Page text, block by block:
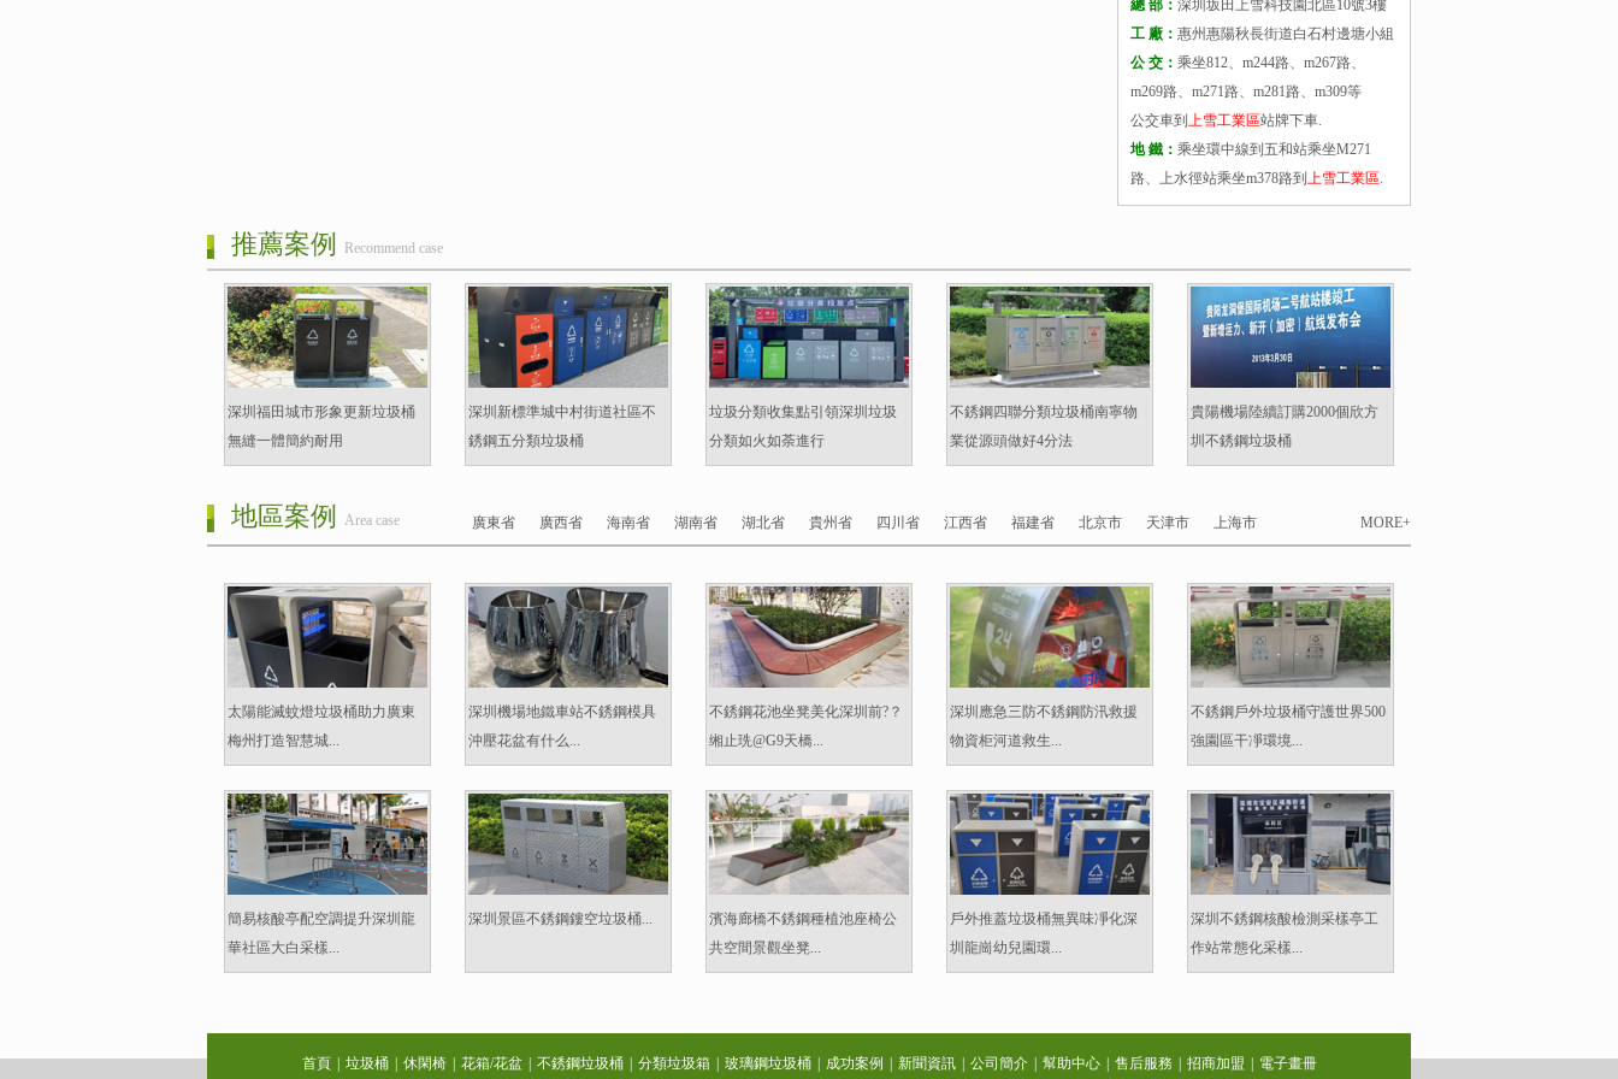
總 部： 深圳坂田上雪科技園北區10號3樓
工 廠： 惠州惠陽秋長街道白石村邊塘小組
公 交： 乘坐812、m244路、m267路、
m269路、m271路、m281路、m309等
公交車到 上雪工業區站牌下車.
地 鐵： 乘坐環中線到五和站乘坐M271
路、上水徑站乘坐m378路到 上雪工業區.
推薦案例 Recommend case
深圳福田城市形象更新垃圾桶
無縫一體簡約耐用
深圳新標準城中村街道社區不
銹鋼五分類垃圾桶
垃圾分類收集點引領深圳垃圾
分類如火如荼進行
不銹鋼四聯分類垃圾桶南寧物
業從源頭做好4分法
貴陽機場陸續訂購2000個欣方
圳不銹鋼垃圾桶
MORE+
地區案例 Area case 廣東省 廣西省 海南省 湖南省 湖北省 貴州省 四川省 江西省 福建省 北京市 天津市 上海市
太陽能滅蚊燈垃圾桶助力廣東
梅州打造智慧城...
深圳機場地鐵車站不銹鋼模具
沖壓花盆有什么...
不銹鋼花池坐凳美化深圳前?？
缃止珗@G9天橋...
深圳應急三防不銹鋼防汛救援
物資柜河道救生...
不銹鋼戶外垃圾桶守護世界500
強園區干凈環境...
簡易核酸亭配空調提升深圳龍
華社區大白采樣...
深圳景區不銹鋼鏤空垃圾桶...
濱海廊橋不銹鋼種植池座椅公
共空間景觀坐凳...
戶外推蓋垃圾桶無異味凈化深
圳龍崗幼兒園環...
深圳不銹鋼核酸檢測采樣亭工
作站常態化采樣...
首頁 垃圾桶 休閑椅 花箱/花盆 不銹鋼垃圾桶 分類垃圾箱 玻璃鋼垃圾桶 成功案例 新聞資訊 公司簡介 幫助中心 售后服務 招商加盟 電子畫冊